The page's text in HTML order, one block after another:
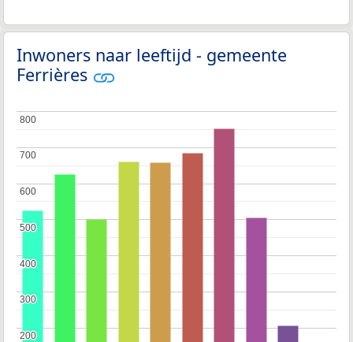
Inwoners naar leeftijd - gemeente
Ferrières
200
200
300
300
400
400
500
500
600
600
700
700
800
800